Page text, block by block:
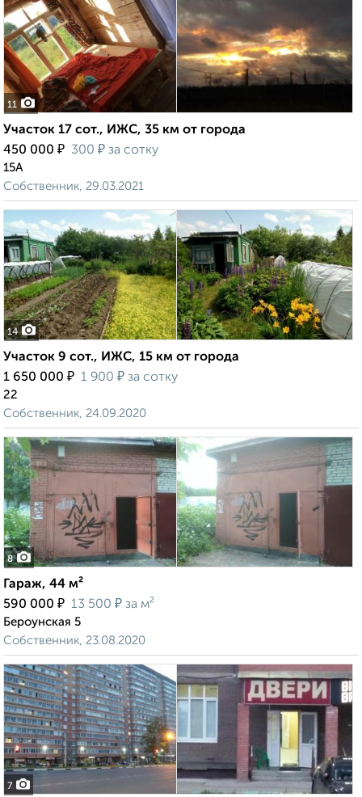
11
Участок 17 сот., ИЖС, 35 км от города
450 000 ₽ 300 ₽ за сотку
15А
Собственник, 29.03.2021
14
Участок 9 сот., ИЖС, 15 км от города
1 650 000 ₽ 1 900 ₽ за сотку
22
Собственник, 24.09.2020
8
Гараж, 44 м²
590 000 ₽ 13 500 ₽ за м²
Бероунская 5
Собственник, 23.08.2020
7